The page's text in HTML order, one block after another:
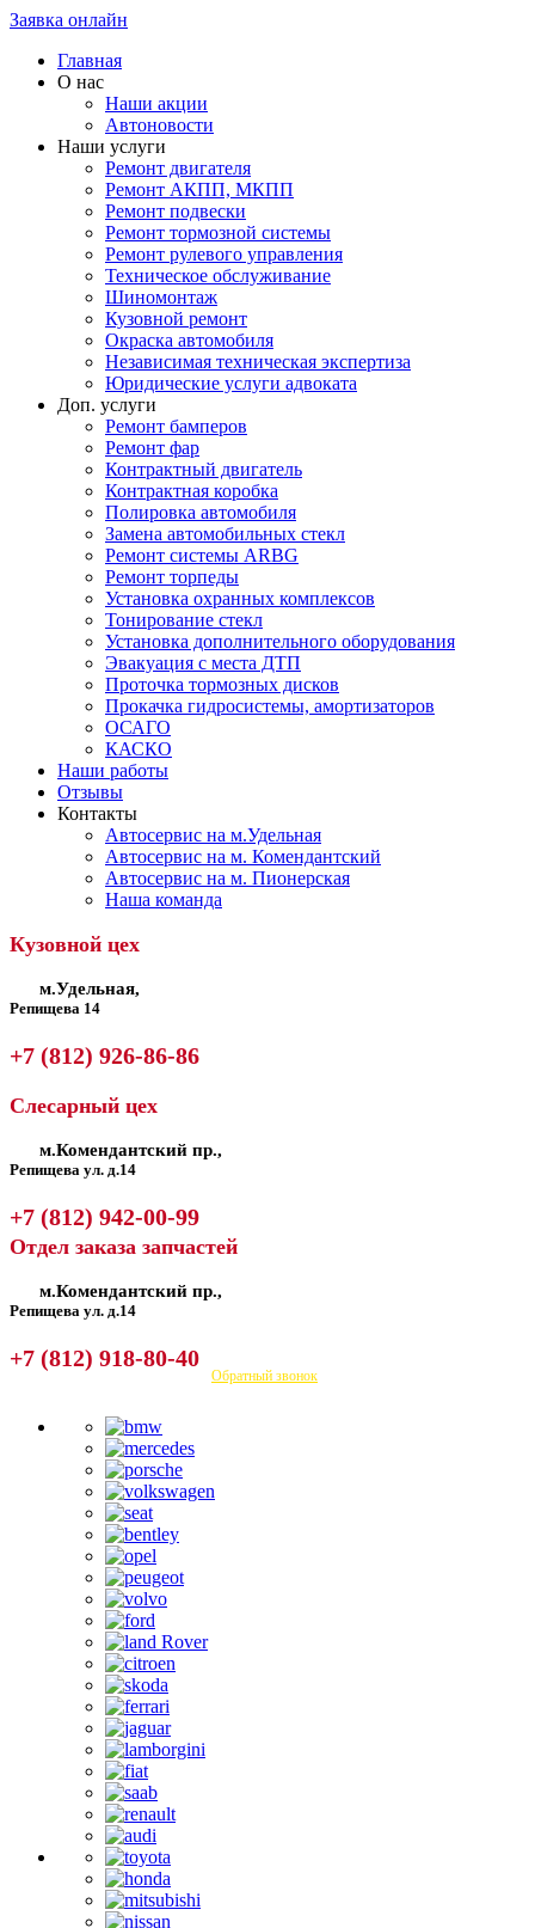
Заявка онлайн
Главная
О нас
Наши акции
Автоновости
Наши услуги
Ремонт двигателя
Ремонт АКПП, МКПП
Ремонт подвески
Ремонт тормозной системы
Ремонт рулевого управления
Техническое обслуживание
Шиномонтаж
Кузовной ремонт
Окраска автомобиля
Независимая техническая экспертиза
Юридические услуги адвоката
Доп. услуги
Ремонт бамперов
Ремонт фар
Контрактный двигатель
Контрактная коробка
Полировка автомобиля
Замена автомобильных стекл
Ремонт системы ARBG
Ремонт торпеды
Установка охранных комплексов
Тонирование стекл
Установка дополнительного оборудования
Эвакуация с места ДТП
Проточка тормозных дисков
Прокачка гидросистемы, амортизаторов
ОСАГО
КАСКО
Наши работы
Отзывы
Контакты
Автосервис на м.Удельная
Автосервис на м. Комендантский
Автосервис на м. Пионерская
Наша команда
Кузовной цех
м.Удельная,
Репищева 14
+7 (812) 926-86-86
Слесарный цех
м.Комендантский пр.,
Репищева ул. д.14
+7 (812) 942-00-99
Отдел заказа запчастей
м.Комендантский пр.,
Репищева ул. д.14
+7 (812) 918-80-40
Посмотреть на карте Обратный звонок